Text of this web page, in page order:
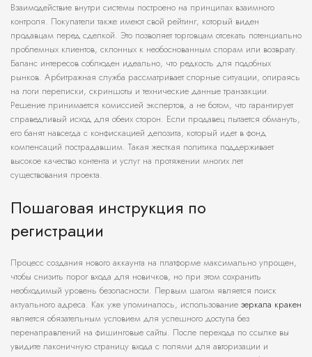
Взаимодействие внутри системы построено на принципах взаимного
контроля. Покупатели также имеют свой рейтинг, который виден
продавцам перед сделкой. Это позволяет торговцам отсекать потенциально
проблемных клиентов, склонных к необоснованным спорам или возврату.
Баланс интересов соблюден идеально, что редкость для подобных
рынков. Арбитражная служба рассматривает спорные ситуации, опираясь
на логи переписки, скриншоты и технические данные транзакции.
Решение принимается комиссией экспертов, а не ботом, что гарантирует
справедливый исход для обеих сторон. Если продавец пытается обмануть,
его банят навсегда с конфискацией депозита, который идет в фонд
компенсаций пострадавшим. Такая жесткая политика поддерживает
высокое качество контента и услуг на протяжении многих лет
существования проекта.
Пошаговая инструкция по
регистрации
Процесс создания нового аккаунта на платформе максимально упрощен,
чтобы снизить порог входа для новичков, но при этом сохранить
необходимый уровень безопасности. Первым шагом является поиск
актуального адреса. Как уже упоминалось, использование зеркала кракен
является обязательным условием для успешного доступа без
перенаправлений на фишинговые сайты. После перехода по ссылке вы
увидите лаконичную страницу входа с полями для авторизации и